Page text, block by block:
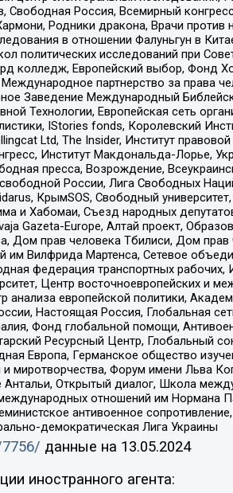
Россия, Всемирный
Родники дракона, Врачи против
в отношении Фалуньгун в
политических исследований при
колледж, Европейский выбор, Фонд
партнерство за права
Заведение Международный
Технологии, Европейская сеть
IStories fonds, Королевский
Ltd, The Insider, Институт
Институт Макдональда-Лорье,
пресса, Возрождение,
России, Лига Свободных
КрымSOS, Свободный
и Хабомаи, Съезд народных
Gazeta-Europe, Алтай проект,
Дом прав человека Тбилиси, Дом
им Вилфрида Мартенса, Сетевое
федерация транспортных
Центр восточноевропейских и
европейской политики,
Настоящая Россия, Глобальная
Фонд глобальной помощи,
Ресурсный Центр, Глобальный
Европа, Германское общество
Форум имени Льва
Открытый диалог, Школа
отношений им Нормана
антивоенное
демократическая Лига Украины
данные на 13.05.2024
иностранного агента: